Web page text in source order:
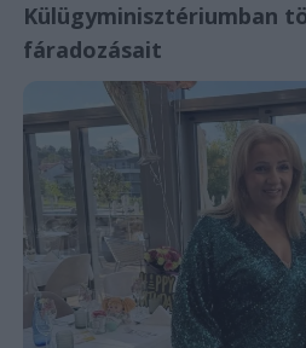
Külügyminisztériumban
fáradozásait